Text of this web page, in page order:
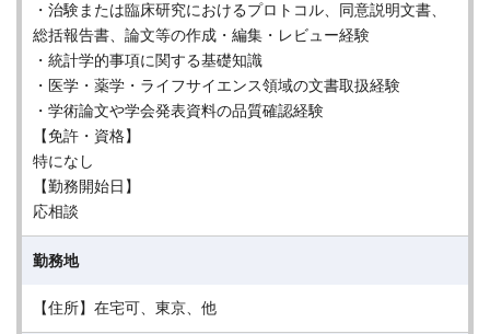
・治験または臨床研究におけるプロトコル、同意説明文書、
総括報告書、論文等の作成・編集・レビュー経験
・統計学的事項に関する基礎知識
・医学・薬学・ライフサイエンス領域の文書取扱経験
・学術論文や学会発表資料の品質確認経験
【免許・資格】
特になし
【勤務開始日】
応相談
勤務地
【住所】在宅可、東京、他